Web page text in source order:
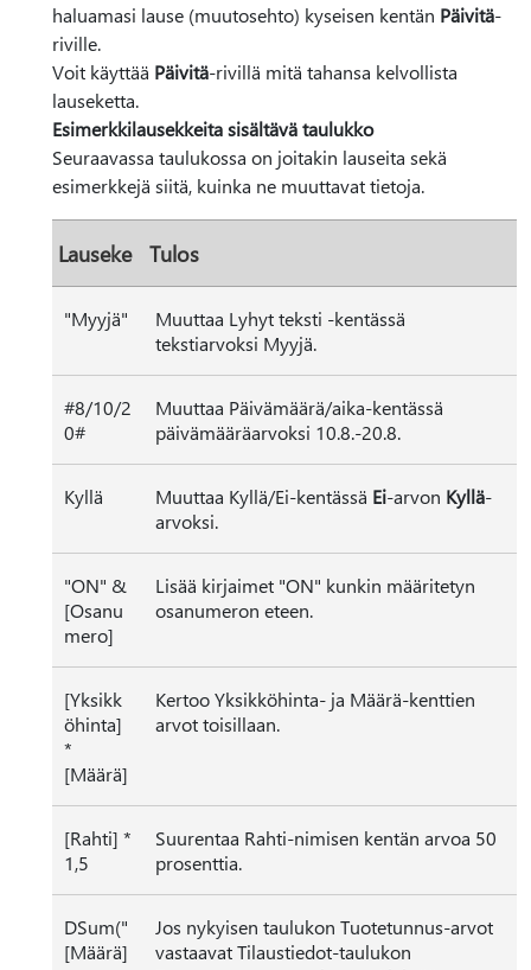
haluamasi lause (muutosehto) kyseisen kentän Päivitä-
riville.
Voit käyttää Päivitä-rivillä mitä tahansa kelvollista
lauseketta.
Esimerkkilausekkeita sisältävä taulukko
Seuraavassa taulukossa on joitakin lauseita sekä
esimerkkejä siitä, kuinka ne muuttavat tietoja.
Lauseke Tulos
"Myyjä"
Muuttaa Lyhyt teksti -kentässä
tekstiarvoksi Myyjä.
#8/10/2
0#
Muuttaa Päivämäärä/aika-kentässä
päivämääräarvoksi 10.8.-20.8.
Kyllä Muuttaa Kyllä/Ei-kentässä Ei-arvon Kyllä-
arvoksi.
"ON" &
[Osanu
mero]
Lisää kirjaimet "ON" kunkin määritetyn
osanumeron eteen.
[Yksikk
öhinta]
*
[Määrä]
Kertoo Yksikköhinta- ja Määrä-kenttien
arvot toisillaan.
[Rahti] *
1,5
Suurentaa Rahti-nimisen kentän arvoa 50
prosenttia.
DSum("
[Määrä]
Jos nykyisen taulukon Tuotetunnus-arvot
vastaavat Tilaustiedot-taulukon